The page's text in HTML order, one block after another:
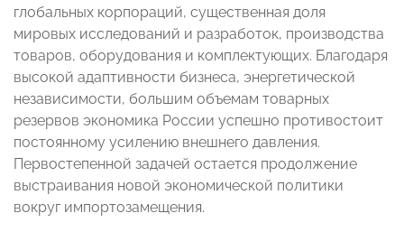
глобальных корпораций, существенная доля
мировых исследований и разработок, производства
товаров, оборудования и комплектующих. Благодаря
высокой адаптивности бизнеса, энергетической
независимости, большим объемам товарных
резервов экономика России успешно противостоит
постоянному усилению внешнего давления.
Первостепенной задачей остается продолжение
выстраивания новой экономической политики
вокруг импортозамещения.